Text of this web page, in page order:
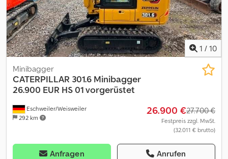
Zustand: gut = Firmeninformationen = Für mehr Informationen:
1 / 10
Eschweiler/Weisweiler
292 km
Minibagger
CATERPILLAR 301.6 Minibagger
26.900 EUR HS 01 vorgerüstet
26.900 €27.700 €
Festpreis zzgl. MwSt.
(32.011 € brutto)
Anfragen Anrufen